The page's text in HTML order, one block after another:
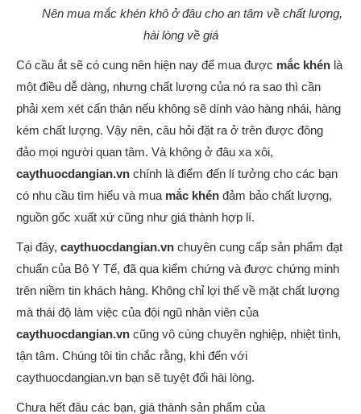
Nên mua mắc khén khô ở đâu cho an tâm về chất lượng,
hài lòng về giá
Có cầu ắt sẽ có cung nên hiện nay để mua được mắc khén là
một điều dễ dàng, nhưng chất lượng của nó ra sao thì cần
phải xem xét cẩn thận nếu không sẽ dính vào hàng nhái, hàng
kém chất lượng. Vậy nên, câu hỏi đặt ra ở trên được đông
đảo mọi người quan tâm. Và không ở đâu xa xôi,
caythuocdangian.vn chính là điểm đến lí tưởng cho các bạn
có nhu cầu tìm hiểu và mua mắc khén đảm bảo chất lượng,
nguồn gốc xuất xứ cũng như giá thành hợp lí.
Tại đây, caythuocdangian.vn chuyên cung cấp sản phẩm đạt
chuẩn của Bộ Y Tế, đã qua kiểm chứng và được chứng minh
trên niềm tin khách hàng. Không chỉ lợi thế về mặt chất lượng
mà thái độ làm việc của đội ngũ nhân viên của
caythuocdangian.vn cũng vô cùng chuyên nghiệp, nhiệt tình,
tận tâm. Chúng tôi tin chắc rằng, khi đến với
caythuocdangian.vn bạn sẽ tuyệt đối hài lòng.
Chưa hết đâu các bạn, giá thành sản phẩm của